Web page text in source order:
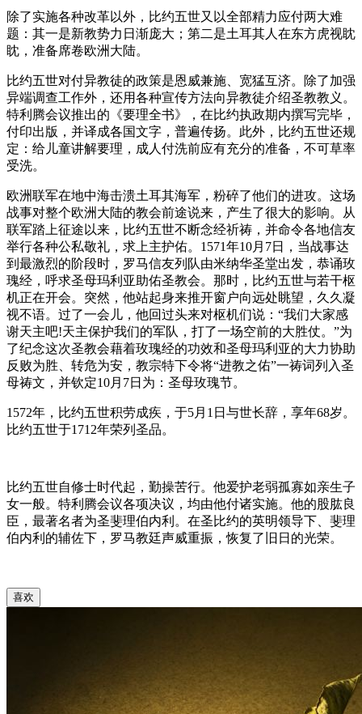
除了实施各种改革以外，比约五世又以全部精力应付两大难
题：其一是新教势力日渐庞大；第二是土耳其人在东方虎视眈
眈，准备席卷欧洲大陆。
比约五世对付异教徒的政策是恩威兼施、宽猛互济。除了加强
异端调查工作外，还用各种宣传方法向异教徒介绍圣教教义。
特利腾会议推出的《要理全书》，在比约执政期内撰写完毕，
付印出版，并译成各国文字，普遍传扬。此外，比约五世还规
定：给儿童讲解要理，成人付洗前应有充分的准备，不可草率
受洗。
欧洲联军在地中海击溃土耳其海军，粉碎了他们的进攻。这场
战事对整个欧洲大陆的教会前途说来，产生了很大的影响。从
联军踏上征途以来，比约五世不断念经祈祷，并命令各地信友
举行各种公私敬礼，求上主护佑。1571年10月7日，当战事达
到最激烈的阶段时，罗马信友列队由米纳华圣堂出发，恭诵玫
瑰经，呼求圣母玛利亚助佑圣教会。那时，比约五世与若干枢
机正在开会。突然，他站起身来推开窗户向远处眺望，久久凝
视不语。过了一会儿，他回过头来对枢机们说：“我们大家感
谢天主吧!天主保护我们的军队，打了一场空前的大胜仗。”为
了纪念这次圣教会藉着玫瑰经的功效和圣母玛利亚的大力协助
反败为胜、转危为安，教宗特下令将“进教之佑”一祷词列入圣
母祷文，并钦定10月7日为：圣母玫瑰节。
1572年，比约五世积劳成疾，于5月1日与世长辞，享年68岁。
比约五世于1712年荣列圣品。
比约五世自修士时代起，勤操苦行。他爱护老弱孤寡如亲生子
女一般。特利腾会议各项决议，均由他付诸实施。他的股肱良
臣，最著名者为圣斐理伯内利。在圣比约的英明领导下、斐理
伯内利的辅佐下，罗马教廷声威重振，恢复了旧日的光荣。
喜欢